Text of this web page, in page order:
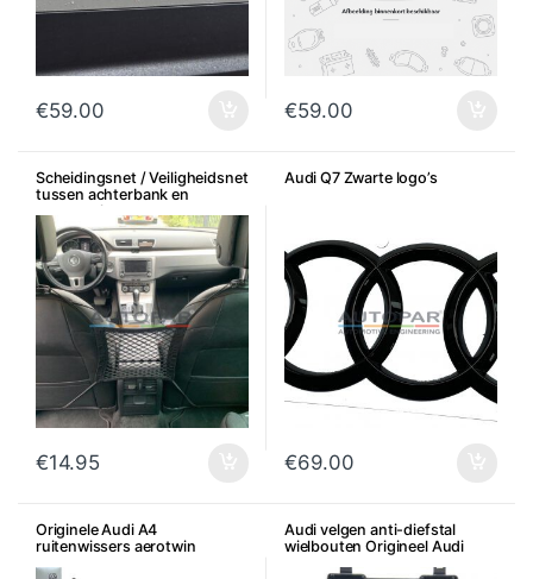
€59.00 €59.00
Scheidingsnet / Veiligheidsnet
tussen achterbank en
voorstoelen
€14.95
Audi Q7 Zwarte logo’s
€69.00
Originele Audi A4
ruitenwissers aerotwin
Audi velgen anti-diefstal
wielbouten Origineel Audi